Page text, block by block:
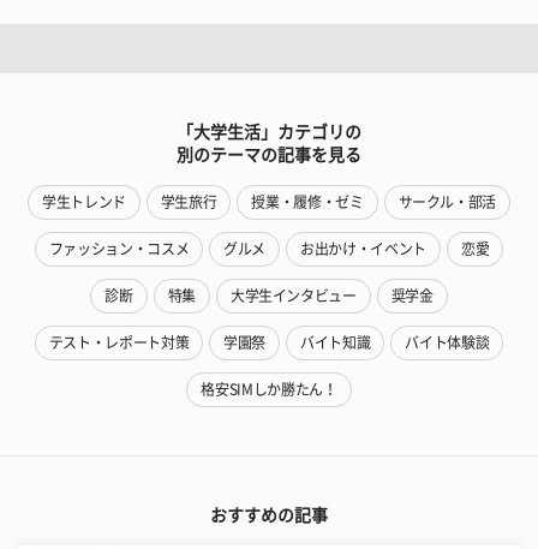
「大学生活」カテゴリの
別のテーマの記事を見る
学生トレンド 学生旅行 授業・履修・ゼミ サークル・部活
ファッション・コスメ グルメ お出かけ・イベント 恋愛
診断 特集 大学生インタビュー 奨学金
テスト・レポート対策 学園祭 バイト知識 バイト体験談
格安SIMしか勝たん！
おすすめの記事